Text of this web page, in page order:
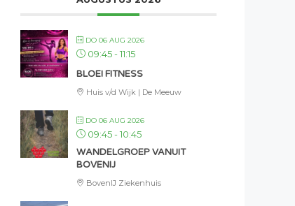
DO 06 AUG 2026
09:45-11:15
BLOEI FITNESS
Huis v/d Wijk | De Meeuw
DO 06 AUG 2026
09:45-10:45
WANDELGROEP VANUIT
BOVENIJ
BovenIJ Ziekenhuis